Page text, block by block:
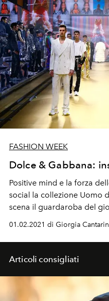
FASHION WEEK
Dolce & Gabbana:
Positive mind e la forza
social la collezione Uomo
scena il guardaroba del
01.02.2021 di Giorgia
Articoli consigliati